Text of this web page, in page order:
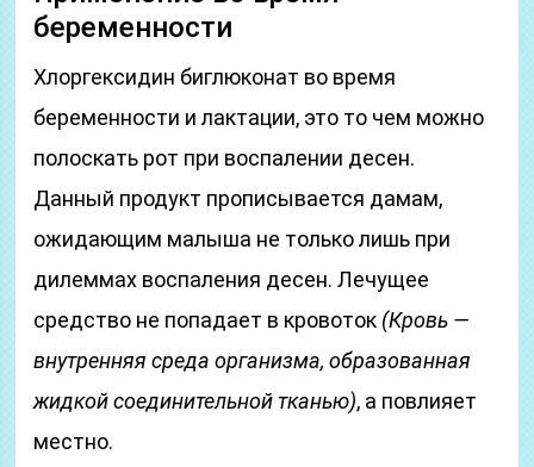
беременности
Хлоргексидин биглюконат во время
беременности и лактации, это то чем можно
полоскать рот при воспалении десен.
Данный продукт прописывается дамам,
ожидающим малыша не только лишь при
дилеммах воспаления десен. Лечущее
средство не попадает в кровоток (Кровь —
внутренняя среда организма, образованная
жидкой соединительной тканью), а повлияет
местно.